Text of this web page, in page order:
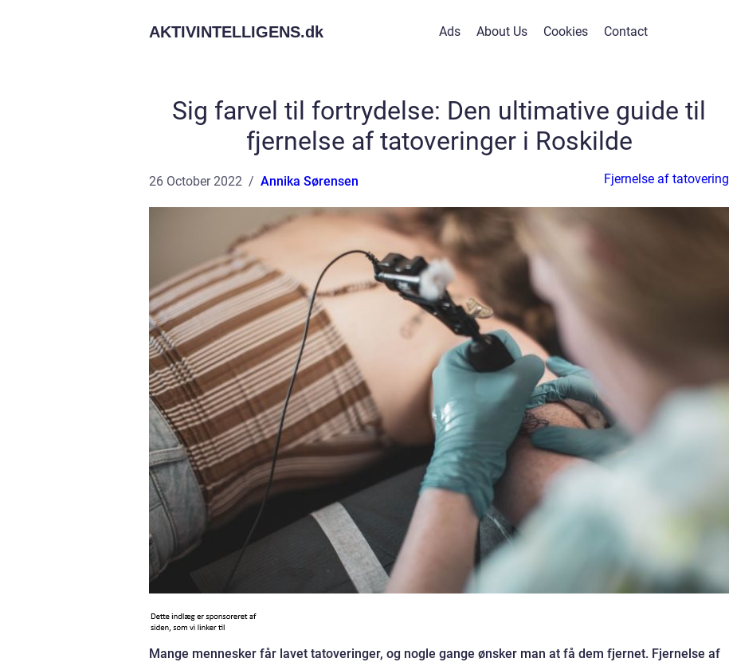
AKTIVINTELLIGENS.dk Ads About Us Cookies Contact
Sig farvel til fortrydelse: Den ultimative guide til
fjernelse af tatoveringer i Roskilde
26 October 2022 Annika Sørensen Fjernelse af tatovering
Mange mennesker får lavet tatoveringer, og nogle gange ønsker man at få dem fjernet. Fjernelse af